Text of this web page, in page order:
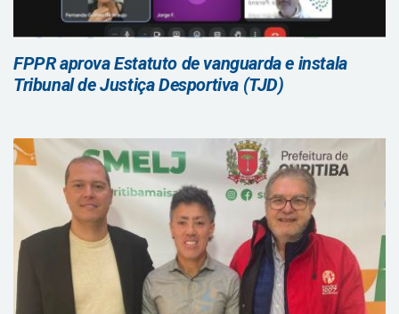
FPPR aprova Estatuto de vanguarda e instala
Tribunal de Justiça Desportiva (TJD)